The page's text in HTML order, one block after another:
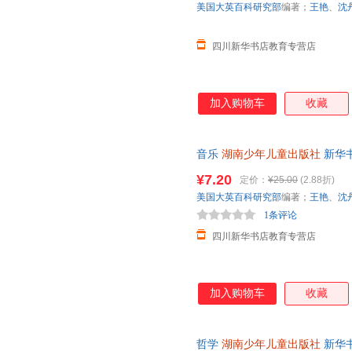
四川新华书店教育专营店
美国大英百科研究部编著； 王艳、 沈
加入购物车 收藏
音乐 湖南少年儿童出版社 新华
¥7.20 定价： ¥25.00 (2.88折)
四川新华书店教育专营店
1条评论
美国大英百科研究部编著； 王艳、 沈
加入购物车 收藏
哲学 湖南少年儿童出版社 新华